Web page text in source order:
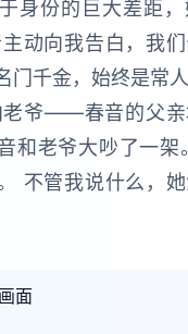
身份的巨大差距
动向我告白，我
门千金，始终是常
老爷——春音的父亲
和老爷大吵了一架
不管我说什么，
面